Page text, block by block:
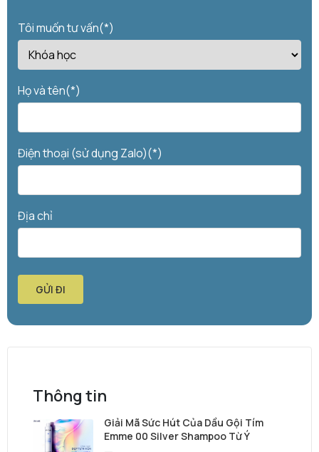
Tôi muốn tư vấn(*)
Họ và tên(*)
Điện thoại (sử dụng Zalo)(*)
Địa chỉ
GỬI ĐI
Thông tin
Giải Mã Sức Hút Của Dầu Gội Tím
Emme 00 Silver Shampoo Từ Ý